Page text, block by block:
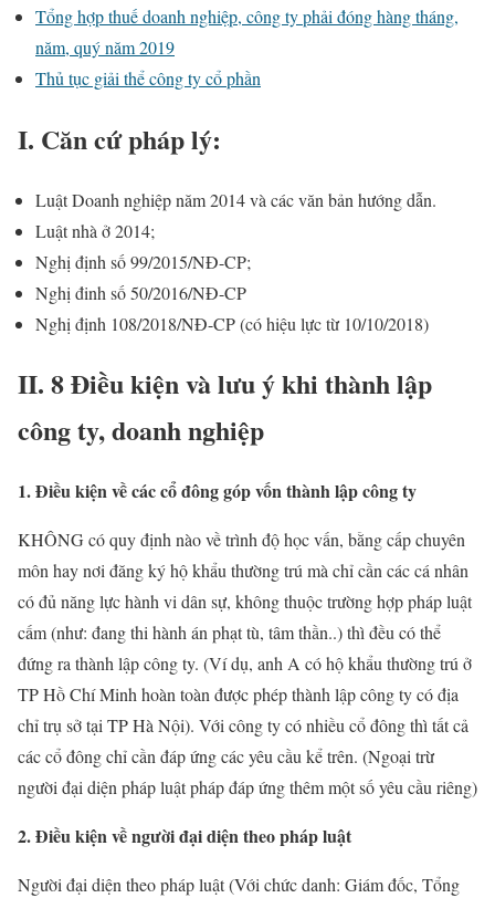
Tổng hợp thuế doanh nghiệp, công ty phải đóng hàng tháng,
năm, quý năm 2019
Thủ tục giải thể công ty cổ phần
I. Căn cứ pháp lý:
Luật Doanh nghiệp năm 2014 và các văn bản hướng dẫn.
Luật nhà ở 2014;
Nghị định số 99/2015/NĐ-CP;
Nghị đinh số 50/2016/NĐ-CP
Nghị định 108/2018/NĐ-CP (có hiệu lực từ 10/10/2018)
II. 8 Điều kiện và lưu ý khi thành lập
công ty, doanh nghiệp
1. Điều kiện về các cổ đông góp vốn thành lập công ty
KHÔNG có quy định nào về trình độ học vấn, bằng cấp chuyên
môn hay nơi đăng ký hộ khẩu thường trú mà chỉ cần các cá nhân
có đủ năng lực hành vi dân sự, không thuộc trường hợp pháp luật
cấm (như: đang thi hành án phạt tù, tâm thần..) thì đều có thể
đứng ra thành lập công ty. (Ví dụ, anh A có hộ khẩu thường trú ở
TP Hồ Chí Minh hoàn toàn được phép thành lập công ty có địa
chỉ trụ sở tại TP Hà Nội). Với công ty có nhiều cổ đông thì tất cả
các cổ đông chỉ cần đáp ứng các yêu cầu kể trên. (Ngoại trừ
người đại diện pháp luật pháp đáp ứng thêm một số yêu cầu riêng)
2. Điều kiện về người đại diện theo pháp luật
Người đại diện theo pháp luật (Với chức danh: Giám đốc, Tổng